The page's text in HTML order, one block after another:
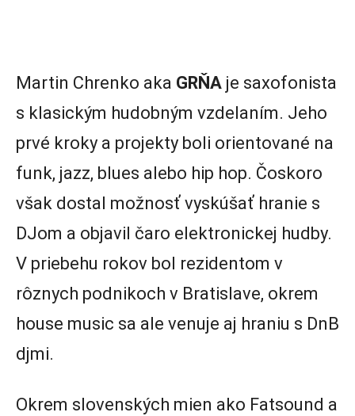
Martin Chrenko aka GRŇA je saxofonista
s klasickým hudobným vzdelaním. Jeho
prvé kroky a projekty boli orientované na
funk, jazz, blues alebo hip hop. Čoskoro
však dostal možnosť vyskúšať hranie s
DJom a objavil čaro elektronickej hudby.
V priebehu rokov bol rezidentom v
rôznych podnikoch v Bratislave, okrem
house music sa ale venuje aj hraniu s DnB
djmi.
Okrem slovenských mien ako Fatsound a